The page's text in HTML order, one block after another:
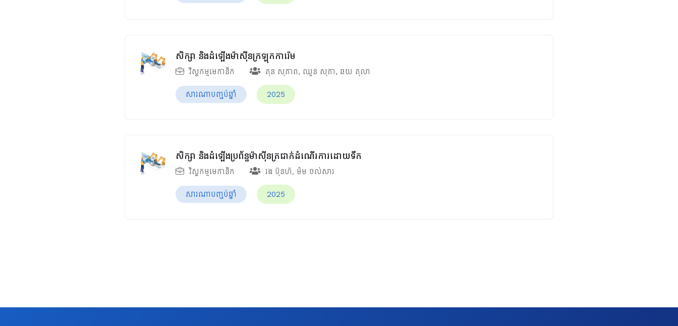
សិក្សា និងដំឡើងម៉ាស៊ីនក្រឡុកការ៉េម
វិស្វកម្មមេកានិក តុន សុភាព, ឈួន សុភា, ឆយ តុលា
សារណាបញ្ចប់ឆ្នាំ 2025
សិក្សា និងដំឡើងប្រព័ន្ធម៉ាស៊ីនត្រជាក់ដំណើរការដោយទឹក
វិស្វកម្មមេកានិក រង ប៊ុនហ៊, ម៉ម ចល់សារ
សារណាបញ្ចប់ឆ្នាំ 2025